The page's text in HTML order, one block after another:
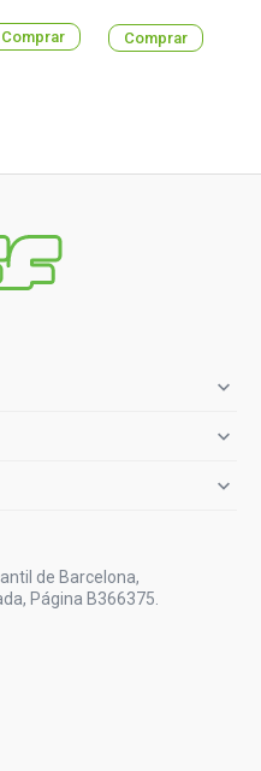
Comprar Comprar



de Barcelona,
Página B366375.